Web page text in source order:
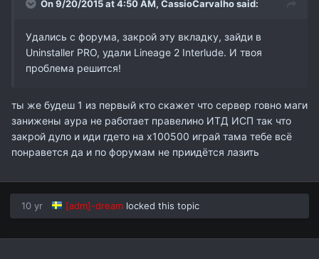
On 9/20/2015 at 4:50 AM, CassioCarvalhosaid:
Удались с форума, закрой эту вкладку, зайди в
Uninstaller PRO, удали Lineage 2 Interlude. И твоя
проблема решится!
ты же будеш 1 из первый кто скажет что сервер говно маги
занижены аура не работает правелино ИТД ИСП так что
закрой дуло и иди гдето на х100500 играй тама тебе всё
понравется да и по форумам не приидётся лазить
10 yr [adm]-dream locked this topic